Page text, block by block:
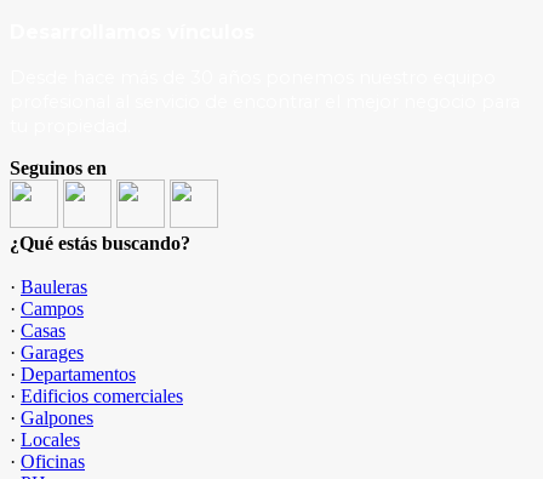
Seguinos en
¿Qué estás buscando?
· Bauleras
· Campos
· Casas
· Garages
· Departamentos
· Edificios comerciales
· Galpones
· Locales
· Oficinas